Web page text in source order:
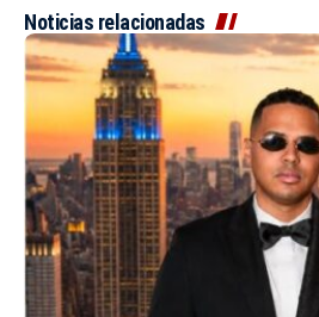
Noticias relacionadas